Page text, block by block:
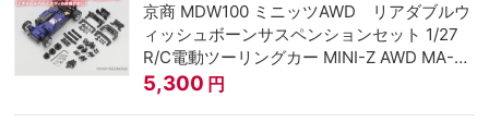
京商 MDW100 ミニッツAWD リアダブルウ
ィッシュボーンサスペンションセット 1/27
R/C電動ツーリングカー MINI-Z AWD MA-
010 （MA-010用）
5,300 円